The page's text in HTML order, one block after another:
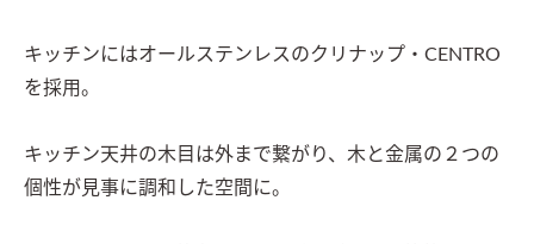
キッチンにはオールステンレスのクリナップ・CENTRO
を採用。
キッチン天井の木目は外まで繋がり、木と金属の２つの
個性が見事に調和した空間に。